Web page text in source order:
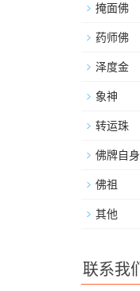
掩面佛
药师佛
泽度金
象神
转运珠
佛牌自身
佛祖
其他
联系我们